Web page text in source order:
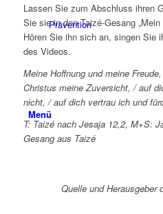
Prävention
Menü
Lassen Sie zum Abschluss ihren
Sie sie in den Taizé-Gesang
Hören Sie ihn sich an, singen Sie
des Videos.
Meine Hoffnung und meine
Christus meine Zuversicht, / auf
nicht, / auf dich vertrau ich und
T: Taizé nach Jesaja 12,2, M+S:
Gesang aus Taizé
Quelle und